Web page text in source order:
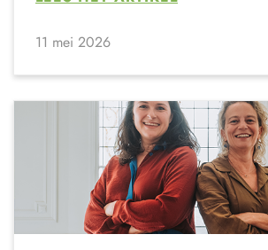
11 mei 2026